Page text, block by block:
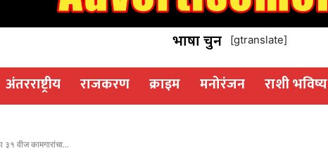
भाषा चुनें [gtranslate]
अंतरराष्ट्रीय राजकरण क्राइम मनोरंजन राशी भविष्य
वीज कामगारांचा...